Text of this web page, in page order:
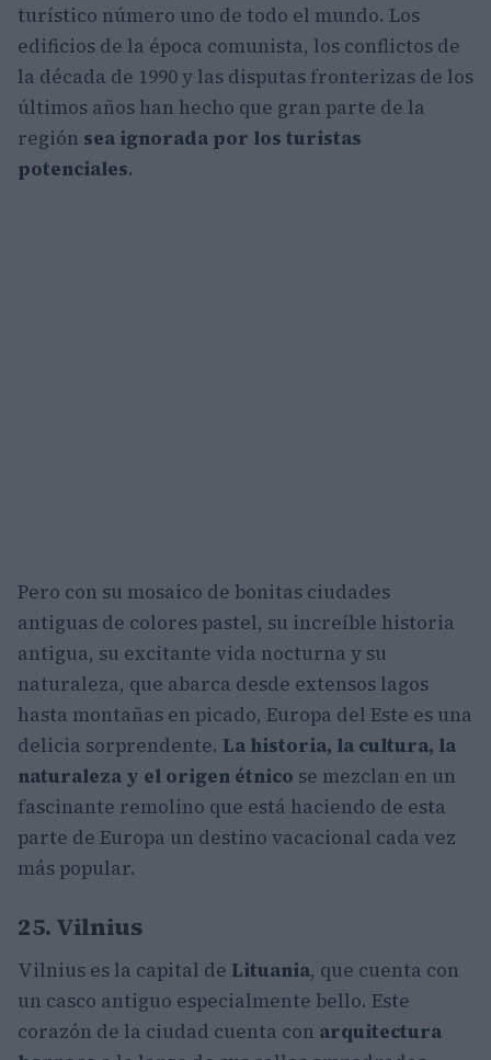
turístico número uno de todo el mundo. Los
edificios de la época comunista, los conflictos de
la década de 1990 y las disputas fronterizas de los
últimos años han hecho que gran parte de la
región sea ignorada por los turistas
potenciales.
Pero con su mosaico de bonitas ciudades
antiguas de colores pastel, su increíble historia
antigua, su excitante vida nocturna y su
naturaleza, que abarca desde extensos lagos
hasta montañas en picado, Europa del Este es una
delicia sorprendente. La historia, la cultura, la
naturaleza y el origen étnico se mezclan en un
fascinante remolino que está haciendo de esta
parte de Europa un destino vacacional cada vez
más popular.
25. Vilnius
Vilnius es la capital de Lituania, que cuenta con
un casco antiguo especialmente bello. Este
corazón de la ciudad cuenta con arquitectura